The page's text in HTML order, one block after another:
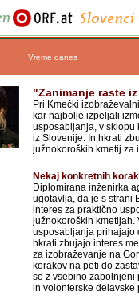
Vreme danes
"Zanimanje raste
Pri Kmečki
kar najbolje izpeljali
usposabljanja, v sklopu
iz Slovenije. In hkrati
južnokoroških kmetij za
Nekaj konkretnih
Diplomirana inženirka
ugotavlja, da je s strani
interes za praktično
južnokoroških kmetijah.
usposabljanja prihajajo
hkrati zbujajo interes
za izobraževanje na
korakov na poti do
so z vsebino zapolnjeni
in volonterske delavske